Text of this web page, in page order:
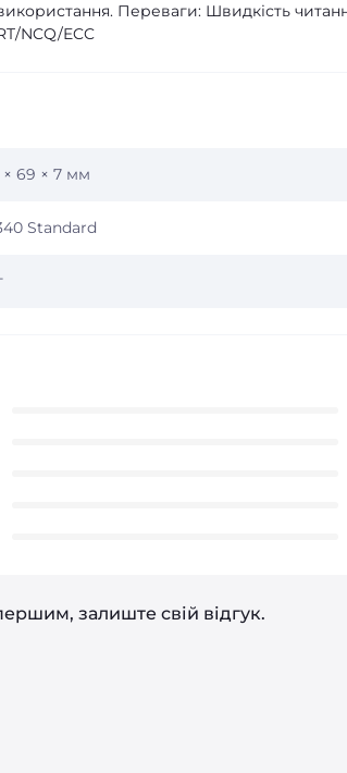
Переваги: Швидкість
NCQ/ECC
× 69 × 7 мм
Standard
залиште свій відгук.